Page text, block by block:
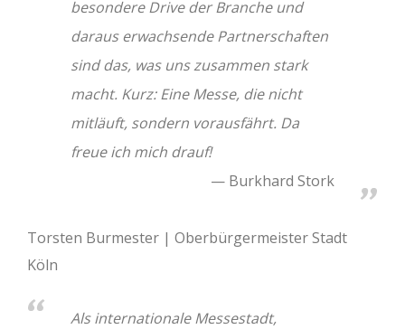
besondere Drive der Branche und
daraus erwachsende Partnerschaften
sind das, was uns zusammen stark
macht. Kurz: Eine Messe, die nicht
mitläuft, sondern vorausfährt. Da
freue ich mich drauf!
Burkhard Stork
Torsten Burmester | Oberbürgermeister Stadt
Köln
Als internationale Messestadt,